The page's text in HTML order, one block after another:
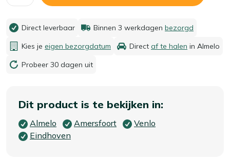
Direct leverbaar Binnen 3 werkdagen bezorgd
Kies je eigen bezorgdatum Direct af te halen in Almelo
Probeer 30 dagen uit
Dit product is te bekijken in:
Almelo Amersfoort
Venlo
Eindhoven